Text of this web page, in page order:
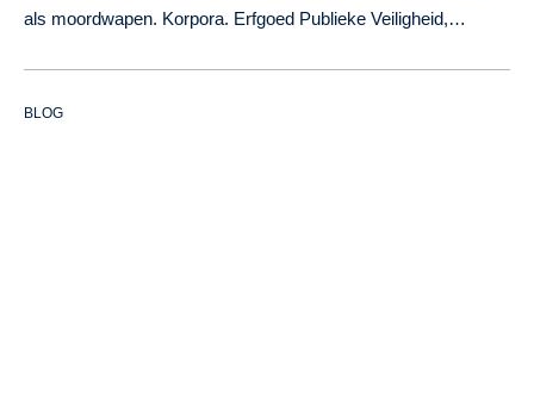
als moordwapen. Korpora. Erfgoed Publieke Veiligheid,…
BLOG